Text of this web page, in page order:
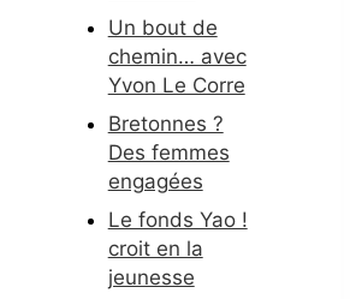
Un bout de
chemin… avec
Yvon Le Corre
Bretonnes ?
Des femmes
engagées
Le fonds Yao !
croit en la
jeunesse